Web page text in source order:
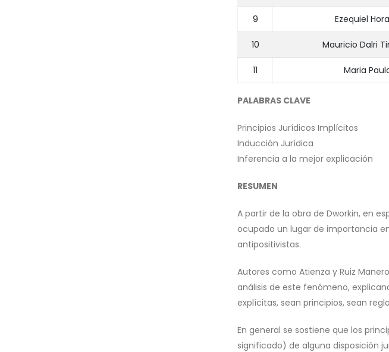
9 Ezequiel
10 Mauricio Dalri
11 Maria
PALABRAS CLAVE
Principios Jurídicos Implícitos
Inducción Jurídica
Inferencia a la mejor explicación
RESUMEN
A partir de la obra de Dworkin, en
ocupado un lugar de importancia
antipositivistas.
Autores como Atienza y Ruiz
análisis de este fenómeno,
explícitas, sean principios, sean
En general se sostiene que los
significado) de alguna disposición